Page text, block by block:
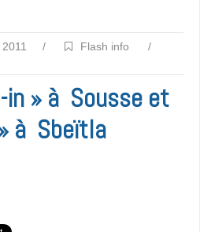
/ Flash info
/
in » à Sousse et
à Sbeïtla